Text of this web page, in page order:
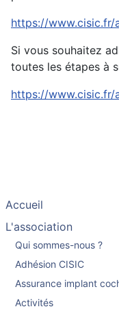
https://
Si vous souhaitez
toutes les étapes à
https://www.cisic.fr/
Accueil
L'association
Qui sommes-nous ?
Adhésion CISIC
Assurance implant
Activités